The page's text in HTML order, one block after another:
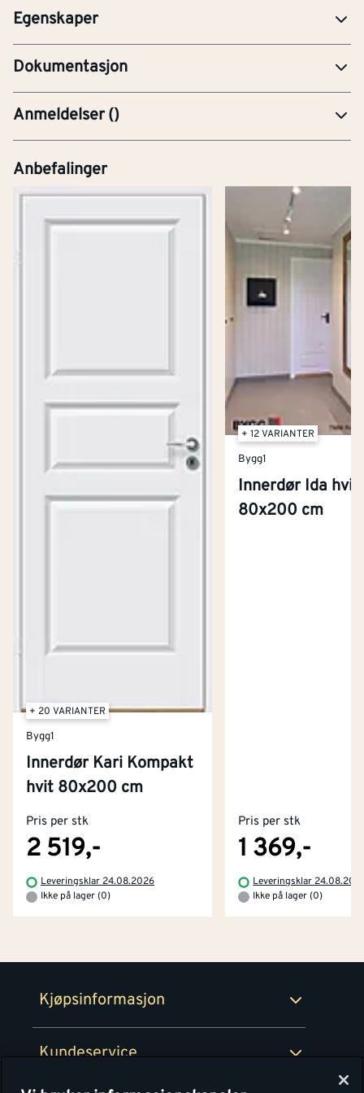
Egenskaper
Dokumentasjon
PRE-Produktdatablad
Anmeldelser()
Anbefalinger
+ 20 VARIANTER
Bygg1
Innerdør Kari Kompakt
hvit 80x200 cm
Pris per stk
2 519,-
Leveringsklar 24.08.2026
Ikke på lager (0)
+ 12 VARIANTER
Bygg1
Innerdør Ida hvit
80x200 cm
Pris per stk
1 369,-
Leveringsklar
Ikke på lager (0)
Kjøpsinformasjon
Kjøpsbetingelser
Retur- og angrerettsskjema
Kundeservice
Kontakt oss
Tjenester
Montér Klubb
Om Montér
Byggevarehus og åpningstider
Prismatch
Personvern